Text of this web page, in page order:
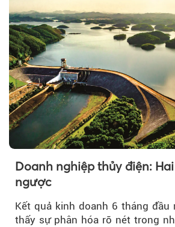
Doanh nghiệp thủy điện:
ngược
Kết quả kinh doanh 6 tháng đầu
thấy sự phân hóa rõ nét trong